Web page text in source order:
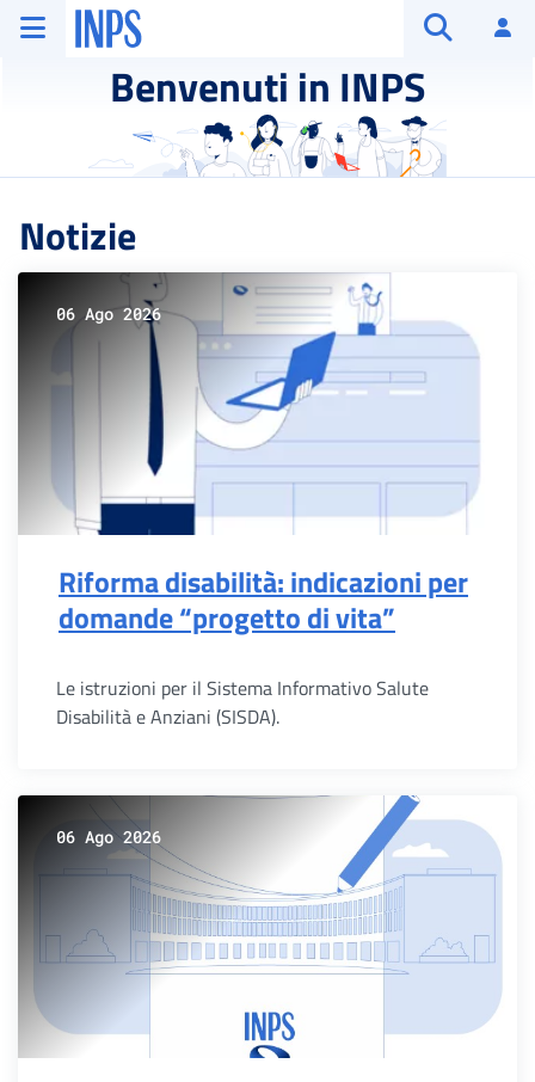
Vai al menu principale
Vai al contenuto principale
Vai al pie' di pagina
INPS ()
Benvenuti in INPS
Notizie
06 Ago 2026
Riforma disabilità: indicazioni per
domande “progetto di vita”
Le istruzioni per il Sistema Informativo Salute
Disabilità e Anziani (SISDA).
06 Ago 2026